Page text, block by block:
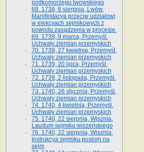
podkomorzego lwowskiego
68. 1738, 6 sierpnia, Lwów.
Manifestacya przeciw udziałowi
w elekcyach sejmikowych z
powodu zasądzenia w procesie.
69. 1739, 9 marca, Przemyśl.
Uchwały ziemian przemyskich
70. 1739, 27 kwietnia, Przemyśl.
Uchwały ziemian przemyskich
71. 1739, 20 lipca, Przemyśl.
Uchwały ziemian przemyskich
72. 1739, 2 listopada, Przemyśl.
Uchwały ziemian przemyskich
73. 1740, 26 stycznia, Przemyśl.
Uchwały ziemian przemyskich
74. 1740, 4 kwietnia, Przemyśl.
Uchwały ziemian przemyskich
75. 1740, 22 sierpnia, Wisznia.
Laudum sejmiku wiszeńskiego
76. 1740, 22 sierpnia, Wisznia.
Instrukcya sejmiku posłom na
sejm